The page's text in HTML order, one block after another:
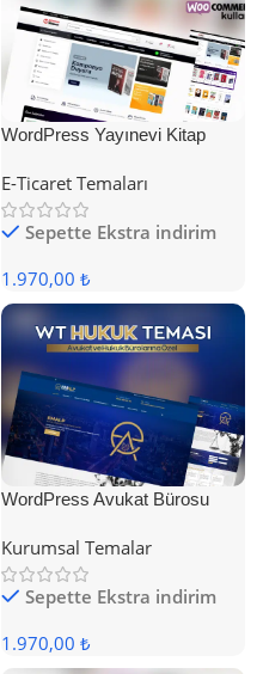
WordPress Yayınevi Kitap
E-Ticaret Temaları
Sepette Ekstra indirim
1.970,00 ₺
WordPress Avukat Bürosu
Kurumsal Temalar
Sepette Ekstra indirim
1.970,00 ₺